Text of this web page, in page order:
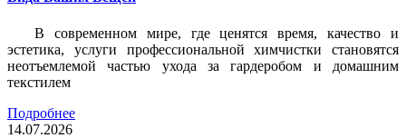
В современном мире, где ценятся время, качество и
эстетика, услуги профессиональной химчистки становятся
неотъемлемой частью ухода за гардеробом и домашним
текстилем
Подробнее
14.07.2026